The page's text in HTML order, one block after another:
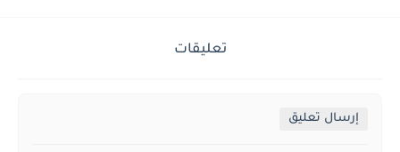
تعليقات
إرسال تعليق